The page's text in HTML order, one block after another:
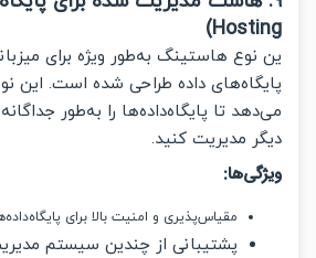
هاستینگ به‌طور ویژه برای میزبانی و
داده طراحی شده است. این نوع به
تا پایگاه‌داده‌ها را به‌طور جداگانه از
مدیریت کنید.
مقیاس‌پذیری و امنیت بالا برای پایگاه‌داده‌ها
پشتیبانی از چندین سیستم مدیریت